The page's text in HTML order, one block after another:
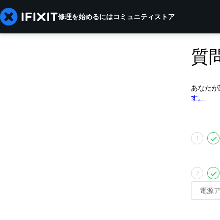
修理を始めるにはコミュニティストア
質
あなた
す。
1
2